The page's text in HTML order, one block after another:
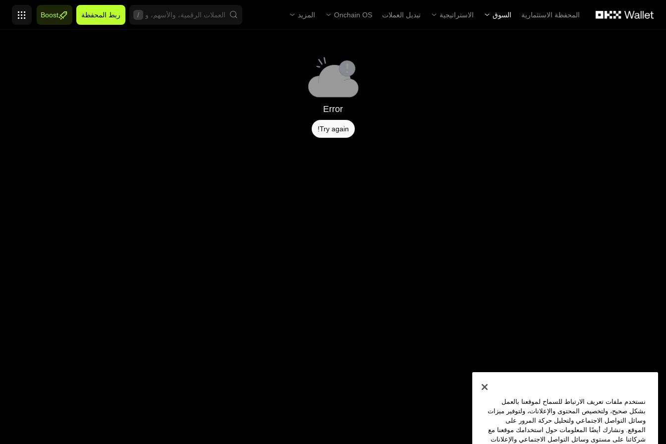
المحفظة الاستثمارية
السوق الاستراتيجية تبديل العملات Onchain OS المزيد / ربط المحفظة Boost
Error
Try again!
نستخدم ملفات تعريف الارتباط للسماح لموقعنا بالعمل
بشكل صحيح، ولتخصيص المحتوى والإعلانات، ولتوفير ميزات
وسائل التواصل الاجتماعي ولتحليل حركة المرور على
الموقع. ونشارك أيضًا المعلومات حول استخدامك موقعنا مع
شركائنا على مستوى وسائل التواصل الاجتماعي والإعلانات